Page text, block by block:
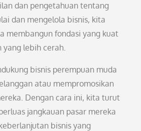
dan pengetahuan tentang
dan mengelola bisnis, kita
membangun fondasi yang kuat
yang lebih cerah.
bisnis perempuan muda
atau mempromosikan
Dengan cara ini, kita turut
jangkauan pasar mereka
bisnis yang